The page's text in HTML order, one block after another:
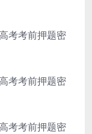
考考前押题密
考考前押题密
考考前押题密